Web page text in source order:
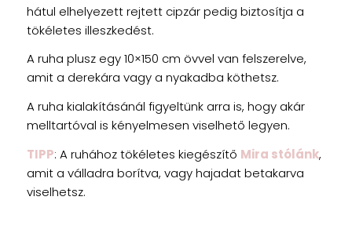
hátul elhelyezett rejtett cipzár pedig biztosítja a
tökéletes illeszkedést.
A ruha plusz egy 10×150 cm övvel van felszerelve,
amit a derekára vagy a nyakadba köthetsz.
A ruha kialakításánál figyeltünk arra is, hogy akár
melltartóval is kényelmesen viselhető legyen.
TIPP: A ruhához tökéletes kiegészítő Mira stólánk,
amit a válladra borítva, vagy hajadat betakarva
viselhetsz.